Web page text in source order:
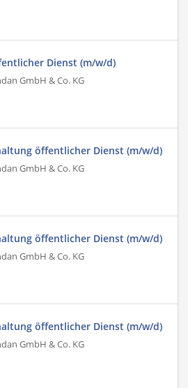
Dienst (m/w/d)
GmbH & Co. KG
öffentlicher Dienst (m/w/d)
GmbH & Co. KG
öffentlicher Dienst (m/w/d)
GmbH & Co. KG
öffentlicher Dienst (m/w/d)
GmbH & Co. KG